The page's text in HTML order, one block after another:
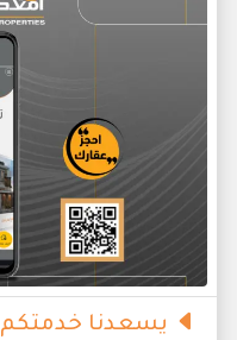
يسعدنا خدمتكم